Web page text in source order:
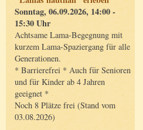
Sonntag, 06.09.2026, 14:00 -
15:30 Uhr
Achtsame Lama-Begegnung mit
kurzem Lama-Spaziergang für alle
Generationen.
* Barrierefrei * Auch für Senioren
und für Kinder ab 4 Jahren
geeignet *
Noch 8 Plätze frei (Stand vom
03.08.2026)